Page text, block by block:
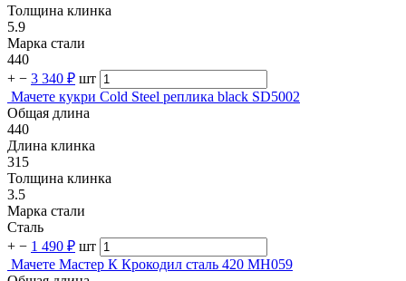
Толщина клинка
5.9
Марка стали
440
+ − 3 340 ₽ шт
Мачете кукри Cold Steel реплика black SD5002
Общая длина
440
Длина клинка
315
Толщина клинка
3.5
Марка стали
Сталь
+ − 1 490 ₽ шт
Мачете Мастер К Крокодил сталь 420 MH059